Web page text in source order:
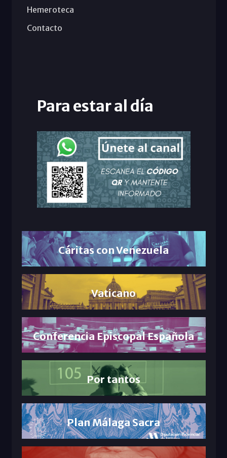
Hemeroteca
Contacto
Para estar al día
Cáritas con Venezuela
Vaticano
Conferencia Episcopal Española
Por tantos
Plan Málaga Sacra